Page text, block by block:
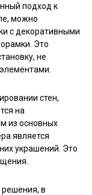
подход к
можно
с декоративными
Это
не
стен,
на
из основных
является
украшений. Это
решения, в